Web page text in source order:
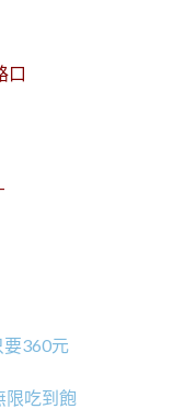
口
要360元
限吃到飽